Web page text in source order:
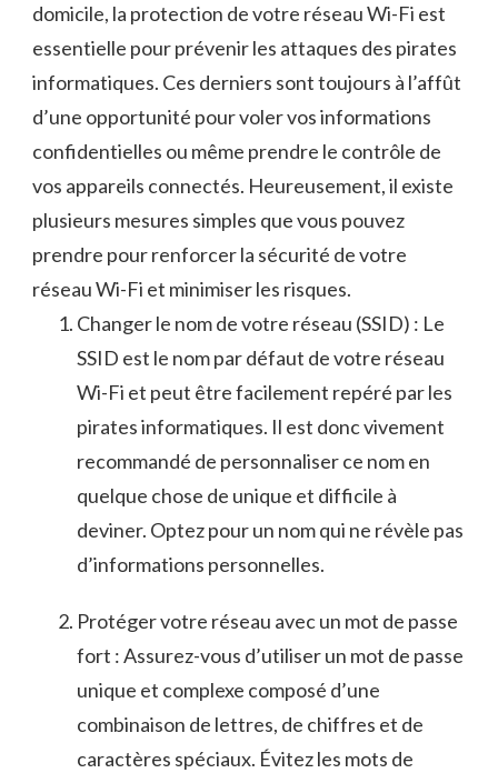
domicile,⁢ la protection‍ de votre⁣ réseau Wi-Fi est
essentielle pour prévenir les attaques des pirates
‌informatiques. Ces⁤ derniers sont toujours ‌à l’affût
‍d’une opportunité ​pour voler vos informations
confidentielles ou même prendre le contrôle de
vos appareils connectés. Heureusement, il⁣ existe
plusieurs mesures simples que vous pouvez
prendre pour‌ renforcer ‌la sécurité​ de votre
réseau Wi-Fi et minimiser les risques.
Changer le nom de ⁤votre réseau (SSID) : Le
SSID est le‌ nom par défaut de votre ‍réseau‍
Wi-Fi ⁣et peut être facilement repéré par les
pirates informatiques. Il est donc vivement
recommandé de ‌personnaliser‍ ce nom en
quelque chose de unique ​et difficile à
deviner. ​Optez pour un nom qui ne révèle ​pas‌
d’informations personnelles.
Protéger votre réseau avec un mot ⁢de passe
fort : Assurez-vous d’utiliser un mot de passe
unique ⁣et complexe composé d’une⁤
combinaison de lettres,‌ de chiffres et de
caractères ​spéciaux. Évitez les mots de⁣